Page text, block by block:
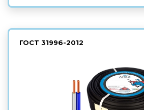
ГОСТ 31996-2012